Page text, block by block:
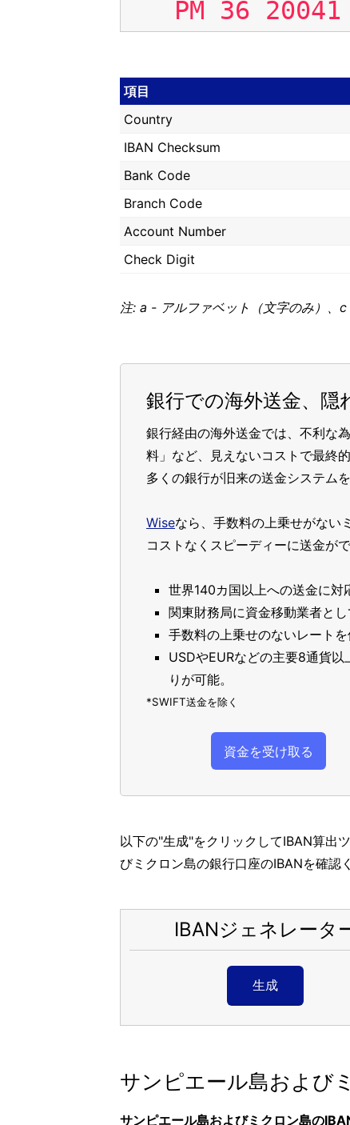
PM 36 20041
項目
Country
IBAN Checksum
Bank Code
Branch Code
Account Number
Check Digit
注: a - アルファベット（文字のみ）、
銀行での海外送金、隠
銀行経由の海外送金では、不利な
料」など、見えないコストで最終
多くの銀行が旧来の送金システム
Wiseなら、手数料の上乗せがない
コストなくスピーディーに送金がで
世界140カ国以上への送金に対
関東財務局に資金移動業者と
手数料の上乗せのないレート
USDやEURなどの主要8通貨
りが可能。
*SWIFT送金を除く
資金を受け取る
以下の"生成"をクリックしてIBAN算出
びミクロン島の銀行口座のIBANを確認
IBANジェネレータ
生成
サンピエール島および
サンピエール島およびミクロン島の